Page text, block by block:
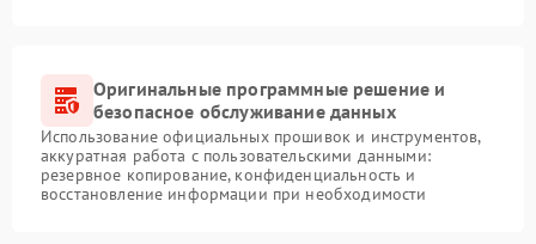
Оригинальные программные решение и
безопасное обслуживание данных
Использование официальных прошивок и инструментов,
аккуратная работа с пользовательскими данными:
резервное копирование, конфиденциальность и
восстановление информации при необходимости